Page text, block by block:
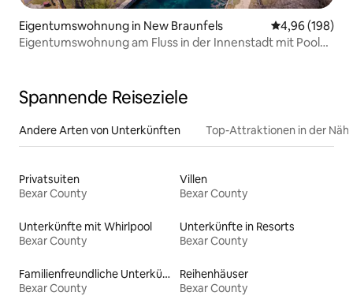
Eigentumswohnung in New Braunfels
4,96 (198)
Eigentumswohnung am Fluss in der Innenstadt mit Pool
Spannende Reiseziele
Andere Arten von Unterkünften Top-Attraktionen in der
Privatsuiten
Bexar County
Villen
Bexar County
Unterkünfte mit Whirlpool
Bexar County
Unterkünfte in Resorts
Bexar County
Familienfreundliche Unterkünfte
Bexar County
Reihenhäuser
Bexar County